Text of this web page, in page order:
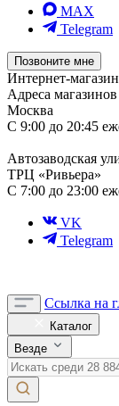
MAX
Telegram
Позвоните мне
Интернет-магазин
Адреса магазинов
Москва
С 9:00 до 20:45
Автозаводская
ТРЦ «Ривьера»
С 7:00 до 23:00
VK
Telegram
Ссылка на
Каталог
Везде